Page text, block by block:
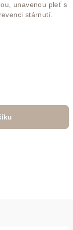
unavenou pleť s
stárnutí.